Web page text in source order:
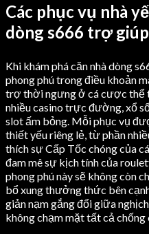
Các phục vụ nhà
dòng s666 trợ giúp
Khi khám phá căn nhà dòng
phong phú trong điều khoản
trợ thời ngưng ở cá cược thể
nhiều casino trực đường, xổ
slot ấm bỏng. Mỗi phục vụ
thiết yếu riêng lẻ, từ phần
thích sự Cấp Tốc chóng của
đam mê sự kịch tính của
phong phú này sẽ không còn
bổ xung thưởng thức bên
giản nạm gắng đổi giữa
không chạm mặt tất cả chống